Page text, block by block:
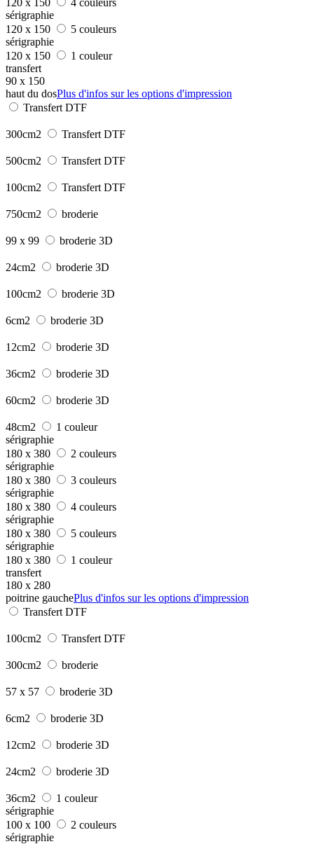
sérigraphie
120 x 150
5 couleurs
sérigraphie
120 x 150
1 couleur
transfert
90 x 150
haut du dosPlus d'infos sur les options d'impression
Transfert DTF
300cm2 Transfert DTF
500cm2 Transfert DTF
100cm2 Transfert DTF
750cm2 broderie
99 x 99 broderie 3D
24cm2 broderie 3D
100cm2 broderie 3D
6cm2 broderie 3D
12cm2 broderie 3D
36cm2 broderie 3D
60cm2 broderie 3D
48cm2
1 couleur
sérigraphie
180 x 380
2 couleurs
sérigraphie
180 x 380
3 couleurs
sérigraphie
180 x 380
4 couleurs
sérigraphie
180 x 380
5 couleurs
sérigraphie
180 x 380
1 couleur
transfert
180 x 280
poitrine gauchePlus d'infos sur les options d'impression
Transfert DTF
100cm2 Transfert DTF
300cm2 broderie
57 x 57 broderie 3D
6cm2 broderie 3D
12cm2 broderie 3D
24cm2 broderie 3D
36cm2
1 couleur
sérigraphie
100 x 100
2 couleurs
sérigraphie